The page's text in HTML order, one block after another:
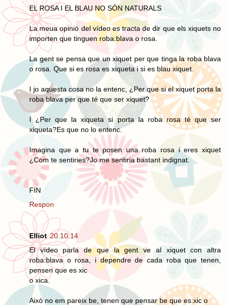
EL ROSA I EL BLAU NO SÓN NATURALS
La meua opinió del vídeo es tracta de dir que els xiquets no
importen que tinguen roba:blava o rosa.
La gent se pensa que un xiquet per que tinga la roba blava
o rosa. Que si es rosa es xiqueta i si es blau xiquet.
I jo aquesta cosa no la entenc, ¿Per que si el xiquet porta la
roba blava per que té que ser xiquet?
I ¿Per que la xiqueta si porta la roba rosa té que ser
xiqueta?Es que no lo entenc.
Imagina que a tu te posen una roba rosa i eres xiquet
¿Com te sentiries?Jo me sentiria bastant indignat.
FIN
Respon
Elliot 20.10.14
El vídeo parla de que la gent ve al xiquet con altra
roba:blava o rosa, i dependre de cada roba que tenen,
pensen que es xic
o xica.
Això no em pareix be, tenen que pensar be que es:xic o